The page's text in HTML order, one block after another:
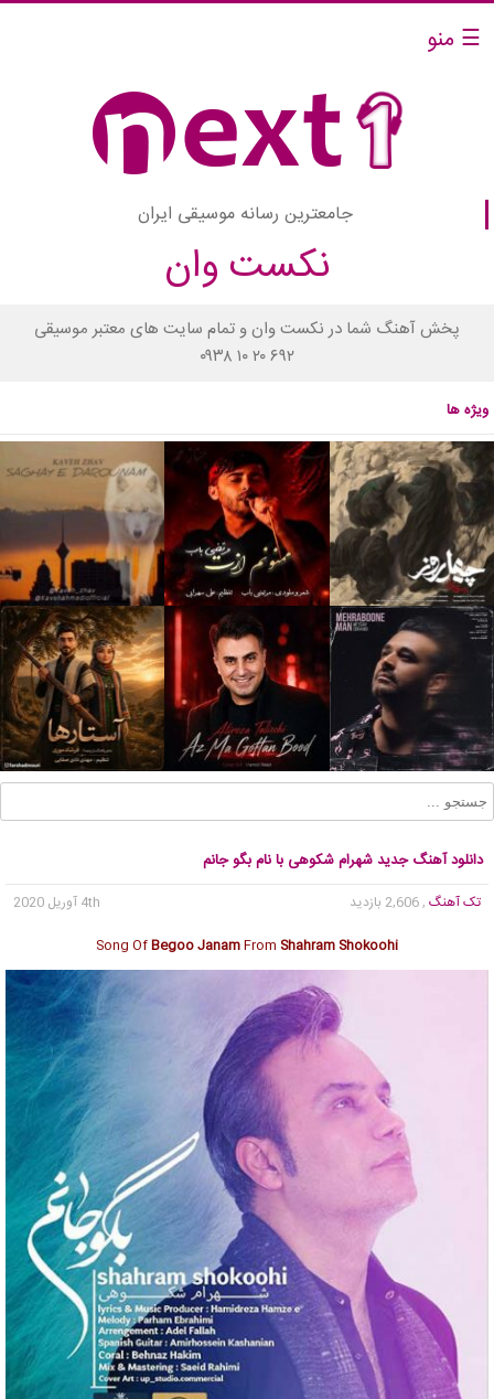
☰ منو
جامعترین رسانه موسیقی ایران
نکست وان
پخش آهنگ شما در نکست وان و تمام سایت های معتبر موسیقی
۰۹۳۸ ۱۰ ۲۰ ۶۹۲
ویژه ها
دانلود آهنگ جدید شهرام شکوهی با نام بگو جانم
تک آهنگ , 2,606 بازدید
4th آوریل 2020
Song OfBegoo JanamFrom Shahram Shokoohi